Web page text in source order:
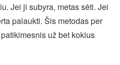
Jei ji subyra, metas sėti. Jei
palaukti. Šis metodas per
už bet kokius